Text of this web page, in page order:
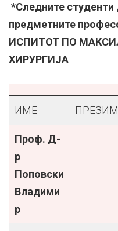
*Следните студенти
предметните
ИСПИТОТ ПО
ХИРУРГИЈА
ИМЕ
Проф. Д-
р
Поповски
Владими
р